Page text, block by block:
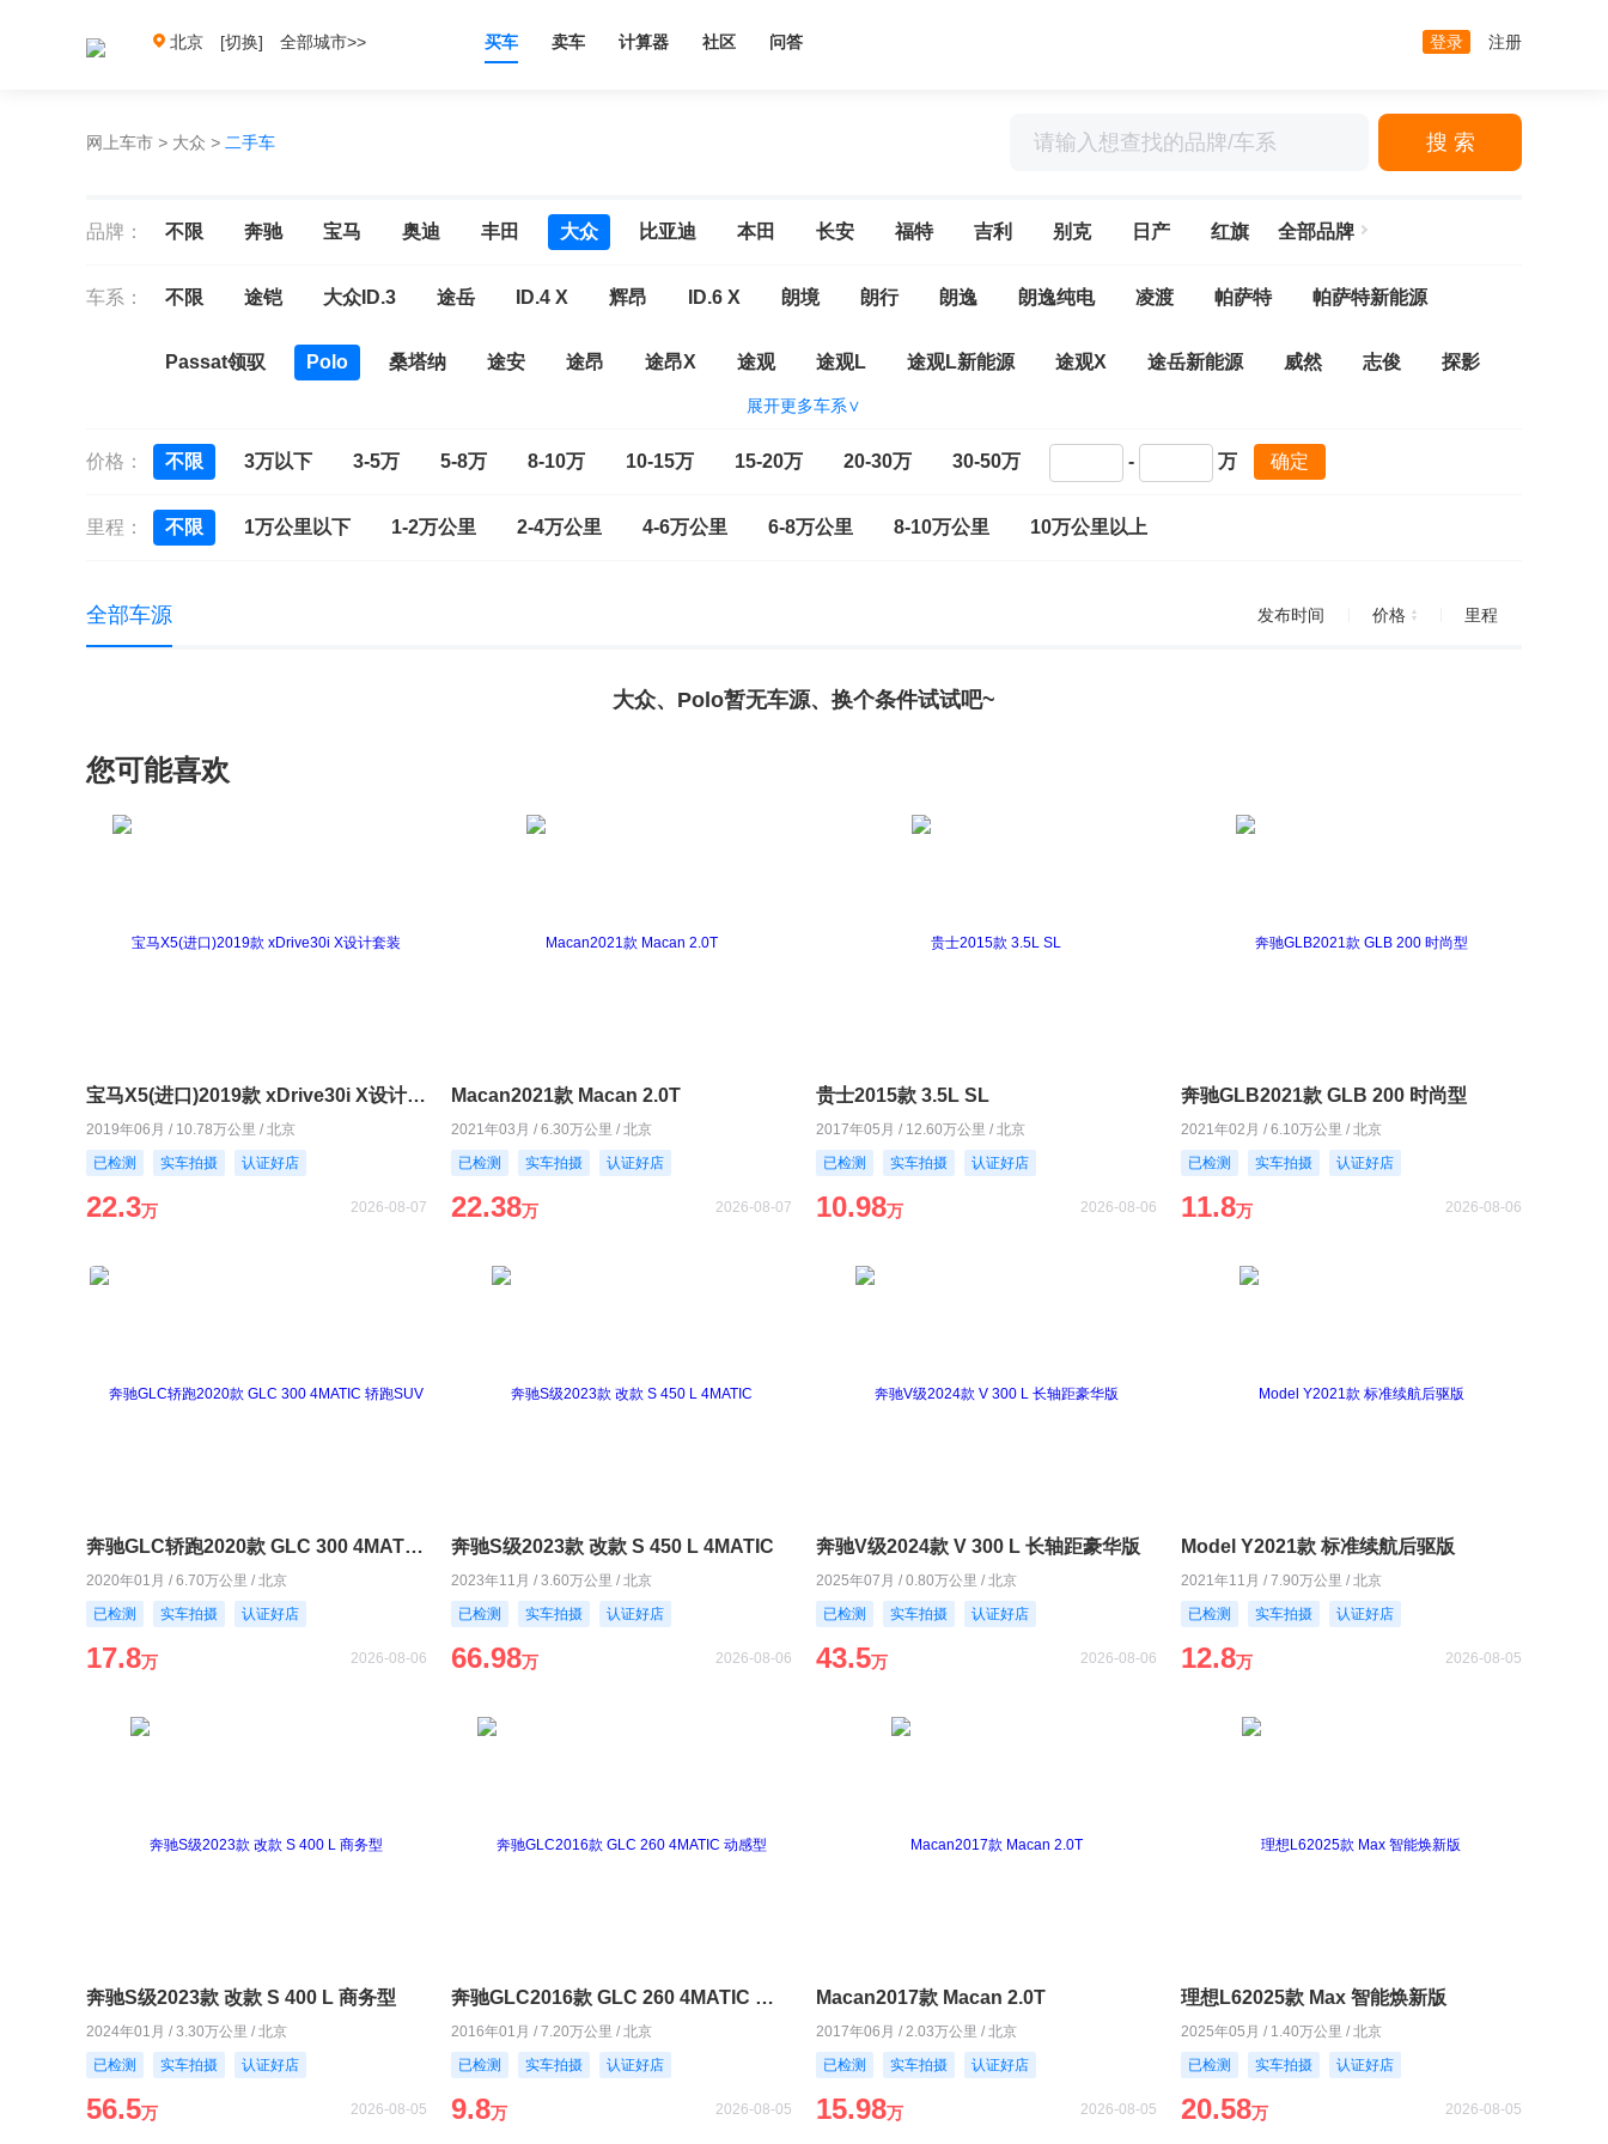
北京 [切换] 全部城市>> 买车 卖车 计算器 社区 问答 登录 注册
网上车市 > 大众 > 二手车 搜 索
品牌： 不限 奔驰 宝马 奥迪 丰田 大众 比亚迪 本田 长安 福特 吉利 别克 日产 红旗 全部品牌
车系： 不限 途铠 大众ID.3 途岳 ID.4 X 辉昂 ID.6 X 朗境 朗行 朗逸 朗逸纯电 凌渡 帕萨特 帕萨特新能源
Passat领驭 Polo 桑塔纳 途安 途昂 途昂X 途观 途观L 途观L新能源 途观X 途岳新能源 威然 志俊 探影
途锐
展开更多车系∨
价格： 不限 3万以下 3-5万 5-8万 8-10万 10-15万 15-20万 20-30万 30-50万 - 万 确定
里程： 不限 1万公里以下 1-2万公里 2-4万公里 4-6万公里 6-8万公里 8-10万公里 10万公里以上
全部车源 发布时间 价格 里程
大众、Polo暂无车源、换个条件试试吧~
您可能喜欢
宝马X5(进口)2019款 xDrive30i X设计套装
2019年06月 / 10.78万公里 / 北京
已检测
实车拍摄 认证好店
22.3万 2026-08-07
Macan2021款 Macan 2.0T
2021年03月 / 6.30万公里 / 北京
已检测
实车拍摄 认证好店
22.38万 2026-08-07
贵士2015款 3.5L SL
2017年05月 / 12.60万公里 / 北京
已检测
实车拍摄 认证好店
10.98万 2026-08-06
奔驰GLB2021款 GLB 200 时尚型
2021年02月 / 6.10万公里 / 北京
已检测
实车拍摄 认证好店
11.8万 2026-08-06
奔驰GLC轿跑2020款 GLC 300 4MATIC 轿跑SUV
2020年01月 / 6.70万公里 / 北京
已检测
实车拍摄 认证好店
17.8万 2026-08-06
奔驰S级2023款 改款 S 450 L 4MATIC
2023年11月 / 3.60万公里 / 北京
已检测
实车拍摄 认证好店
66.98万 2026-08-06
奔驰V级2024款 V 300 L 长轴距豪华版
2025年07月 / 0.80万公里 / 北京
已检测
实车拍摄 认证好店
43.5万 2026-08-06
Model Y2021款 标准续航后驱版
2021年11月 / 7.90万公里 / 北京
已检测
实车拍摄 认证好店
12.8万 2026-08-05
奔驰S级2023款 改款 S 400 L 商务型
2024年01月 / 3.30万公里 / 北京
已检测
实车拍摄 认证好店
56.5万 2026-08-05
奔驰GLC2016款 GLC 260 4MATIC 动感型
2016年01月 / 7.20万公里 / 北京
已检测
实车拍摄 认证好店
9.8万 2026-08-05
Macan2017款 Macan 2.0T
2017年06月 / 2.03万公里 / 北京
已检测
实车拍摄 认证好店
15.98万 2026-08-05
理想L62025款 Max 智能焕新版
2025年05月 / 1.40万公里 / 北京
已检测
实车拍摄 认证好店
20.58万 2026-08-05